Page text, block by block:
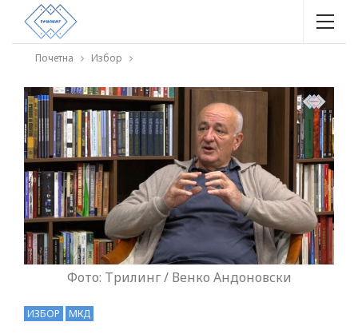
Почетна Избор
Фото: Трилинг / Венко Андоновски
ИЗБОР МКД